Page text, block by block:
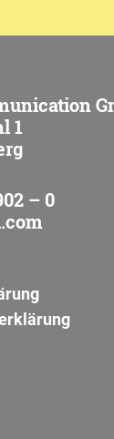
1
– 0